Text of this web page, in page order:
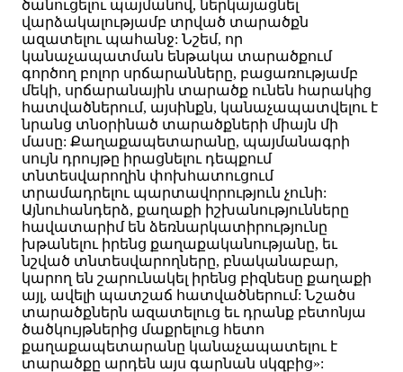
ծանուցելու պայմանով, ներկայացնել
վարձակալությամբ տրված տարածքն
ազատելու պահանջ: Նշեմ, որ
կանաչապատման ենթակա տարածքում
գործող բոլոր սրճարանները, բացառությամբ
մեկի, սրճարանային տարածք ունեն հարակից
հատվածներում, այսինքն, կանաչապատվելու է
նրանց տնօրինած տարածքների միայն մի
մասը: Քաղաքապետարանը, պայմանագրի
սույն դրույթը իրացնելու դեպքում
տնտեսվարողին փոխհատուցում
տրամադրելու պարտավորություն չունի:
Այնուհանդերձ, քաղաքի իշխանությունները
հավատարիմ են ձեռնարկատիրությունը
խթանելու իրենց քաղաքականությանը, եւ
նշված տնտեսվարողները, բնականաբար,
կարող են շարունակել իրենց բիզնեսը քաղաքի
այլ, ավելի պատշաճ հատվածներում: Նշածս
տարածքներն ազատելուց եւ դրանք բետոնյա
ծածկույթներից մաքրելուց հետո
քաղաքապետարանը կանաչապատելու է
տարածքը արդեն այս գարնան սկզբից»: